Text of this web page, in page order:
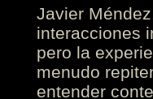
Javier
interacciones
pero la
menudo
entender